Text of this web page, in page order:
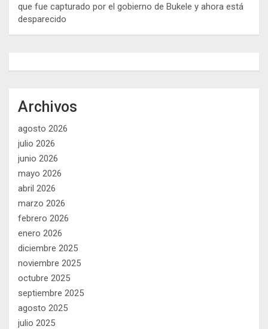
que fue capturado por el gobierno de Bukele y ahora está
desparecido
Archivos
agosto 2026
julio 2026
junio 2026
mayo 2026
abril 2026
marzo 2026
febrero 2026
enero 2026
diciembre 2025
noviembre 2025
octubre 2025
septiembre 2025
agosto 2025
julio 2025